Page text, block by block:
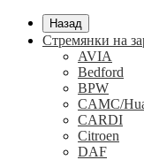
Назад
Стремянки на
AVIA
Bedford
BPW
CAMC/
CARDI
Citroen
DAF